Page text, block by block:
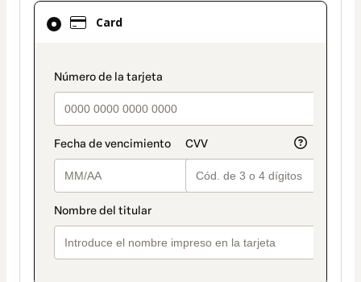
Card
payment_data.section_title_v2
Card
selected
method